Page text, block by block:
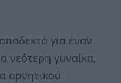
για έναν
νεότερη γυναίκα,
αρνητικού